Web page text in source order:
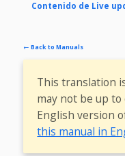
Contenido de Live
← Back to Manuals
This translation
may not be up
English version
this manual in